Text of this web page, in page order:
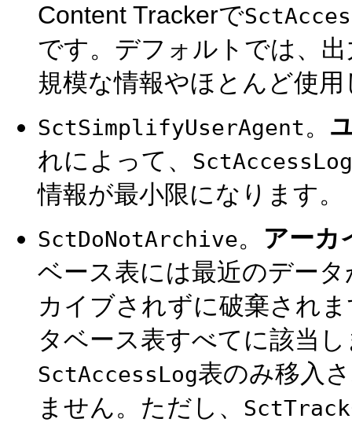
Content Trackerで
です。デフォルトでは、
規模な情報やほとんど使
SctSimplifyUserAgent。
れによって、
SctAccessLog
情報が最小限になります。
SctDoNotArchive。 アーカ
ベース表には最近のデー
カイブされずに破棄され
タベース表すべてに該当
SctAccessLog表のみ移入
ません。ただし、